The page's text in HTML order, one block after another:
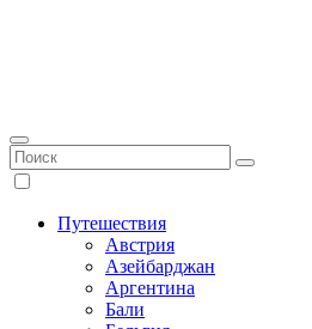
Путешествия
Австрия
Азейбарджан
Аргентина
Бали